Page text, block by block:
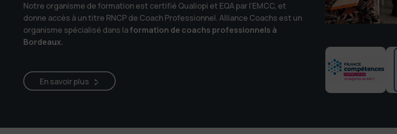
Notre organisme de formation est certifié Qualiopi et EQA par l’EMCC, et
donne accès à un titre RNCP de CoachProfessionnel. Alliance Coachs est un
organisme spécialisé dans laformation de coachs professionnels à
Bordeaux.
En savoir plus